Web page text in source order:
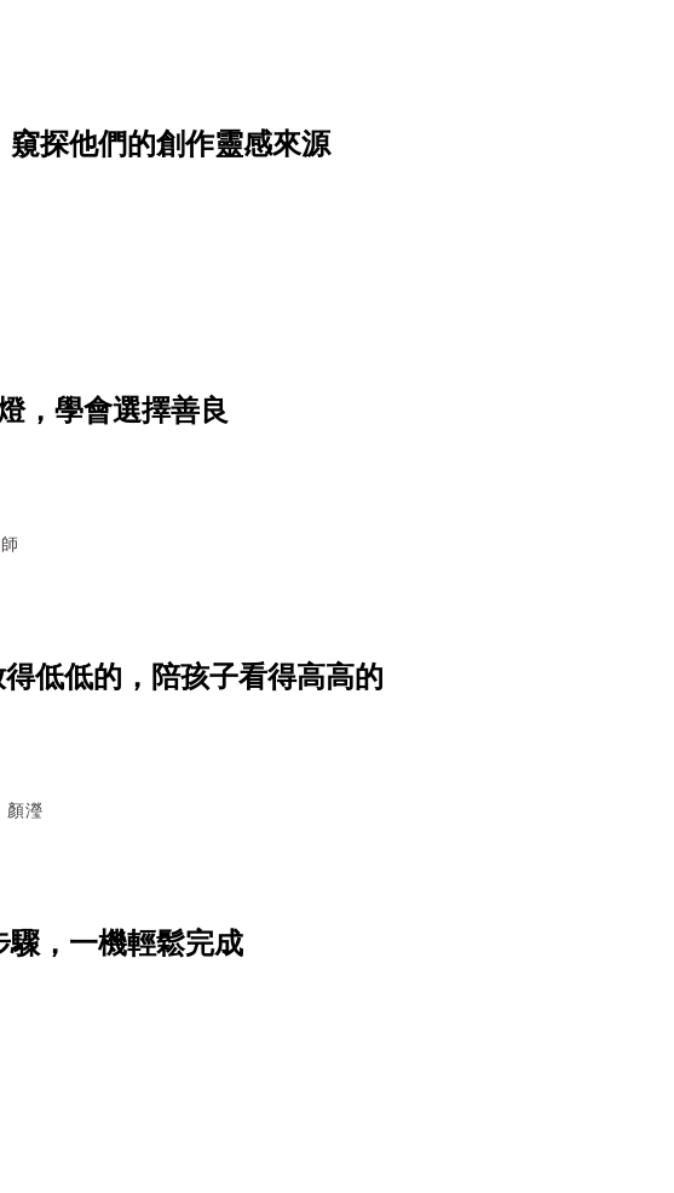
探他們的創作靈感來源
，學會選擇善良
低低的，陪孩子看得高高的
顏瀅
驟，一機輕鬆完成